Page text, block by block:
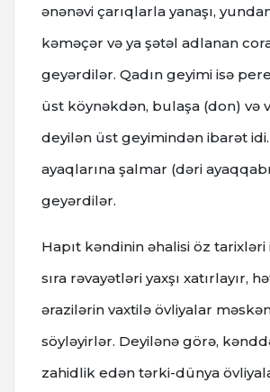
ənənəvi çarıqlarla yanaşı,
kəməçər və ya şətəl adlanan
geyərdilər. Qadın geyimi isə
üst köynəkdən, bulaşa (don) və
deyilən üst geyimindən ibarət
ayaqlarına şalmar (dəri
geyərdilər.
Hapıt kəndinin əhalisi öz tarixləri
sıra rəvayətləri yaxşı xatırlayır,
ərazilərin vaxtilə övliyalar
söyləyirlər. Deyilənə görə,
zahidlik edən tərki-dünya